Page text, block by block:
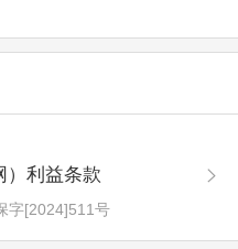
）利益条款
字[2024]511号